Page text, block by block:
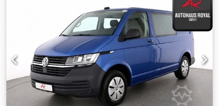
până la 04/2027 * Cârlig de remorcare Chedpey Eungefx
Ahysa * 1.9 Turbo Diesel * 5 locuri